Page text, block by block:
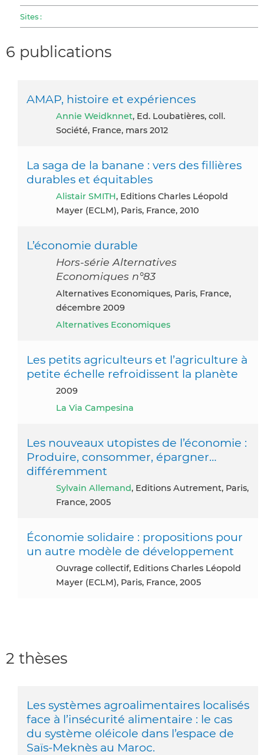
Sites :
6 publications
AMAP, histoire et expériences
Annie Weidknnet, Ed. Loubatières, coll.
Société, France, mars 2012
La saga de la banane : vers des fillières
durables et équitables
Alistair SMITH, Editions Charles Léopold
Mayer (ECLM), Paris, France, 2010
L’économie durable
Hors-série Alternatives
Economiques n°83
Alternatives Economiques, Paris, France,
décembre 2009
Alternatives Economiques
Les petits agriculteurs et l’agriculture à
petite échelle refroidissent la planète
2009
La Via Campesina
Les nouveaux utopistes de l’économie :
Produire, consommer, épargner…
différemment
Sylvain Allemand, Editions Autrement, Paris,
France, 2005
Économie solidaire : propositions pour
un autre modèle de développement
Ouvrage collectif, Editions Charles Léopold
Mayer (ECLM), Paris, France, 2005
2 thèses
Les systèmes agroalimentaires localisés
face à l’insécurité alimentaire : le cas
du système oléicole dans l’espace de
Saïs-Meknès au Maroc.